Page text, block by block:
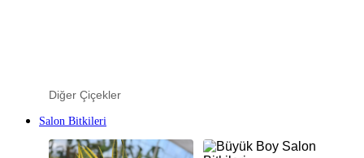
Diğer Çiçekler
Salon Bitkileri